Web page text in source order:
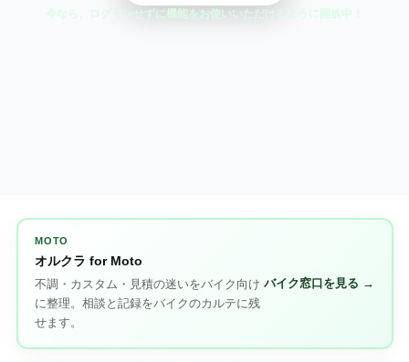
今なら、ログインせずに機能をお使いいただけるように開放中！
MOTO
オルクラ for Moto
不調・カスタム・見積の迷いをバイク向け
に整理。相談と記録をバイクのカルテに残
せます。
バイク窓口を見る →